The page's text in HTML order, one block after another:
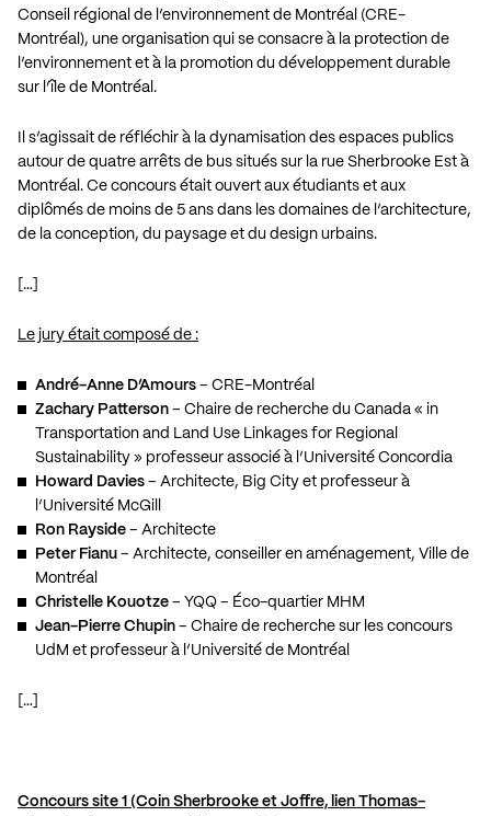
Conseil régional de l’environnement de Montréal (CRE-
Montréal), une organisation qui se consacre à la protection de
l’environnement et à la promotion du développement durable
sur l’île de Montréal.
Il s’agissait de réfléchir à la dynamisation des espaces publics
autour de quatre arrêts de bus situés sur la rue Sherbrooke Est à
Montréal. Ce concours était ouvert aux étudiants et aux
diplômés de moins de 5 ans dans les domaines de l’architecture,
de la conception, du paysage et du design urbains.
[…]
Le jury était composé de :
André-Anne D’Amours – CRE-Montréal
Zachary Patterson – Chaire de recherche du Canada « in
Transportation and Land Use Linkages for Regional
Sustainability » professeur associé à l’Université Concordia
Howard Davies – Architecte, Big City et professeur à
l’Université McGill
Ron Rayside – Architecte
Peter Fianu – Architecte, conseiller en aménagement, Ville de
Montréal
Christelle Kouotze – YQQ – Éco-quartier MHM
Jean-Pierre Chupin – Chaire de recherche sur les concours
UdM et professeur à l’Université de Montréal
[…]
Concours site 1 (Coin Sherbrooke et Joffre, lien Thomas-